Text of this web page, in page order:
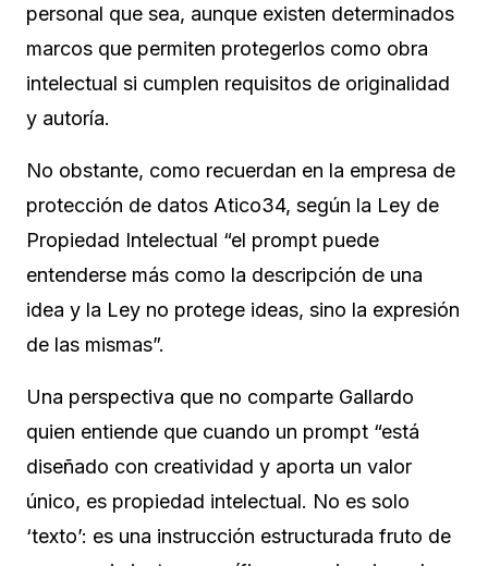
personal que sea, aunque existen determinados
marcos que permiten protegerlos como obra
intelectual si cumplen requisitos de originalidad
y autoría.
No obstante, como recuerdan en la empresa de
protección de datos Atico34, según la Ley de
Propiedad Intelectual “el prompt puede
entenderse más como la descripción de una
idea y la Ley no protege ideas, sino la expresión
de las mismas”.
Una perspectiva que no comparte Gallardo
quien entiende que cuando un prompt “está
diseñado con creatividad y aporta un valor
único, es propiedad intelectual. No es solo
‘texto’: es una instrucción estructurada fruto de